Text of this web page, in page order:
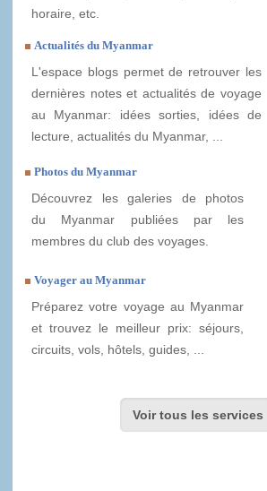
horaire, etc.
Actualités du Myanmar
L'espace blogs permet de retrouver les
dernières notes et actualités de voyage
au Myanmar: idées sorties, idées de
lecture, actualités du Myanmar, ...
Photos du Myanmar
Découvrez les galeries de photos
du Myanmar publiées par les
membres du club des voyages.
Voyager au Myanmar
Préparez votre voyage au Myanmar
et trouvez le meilleur prix: séjours,
circuits, vols, hôtels, guides, ...
Voir tous les services